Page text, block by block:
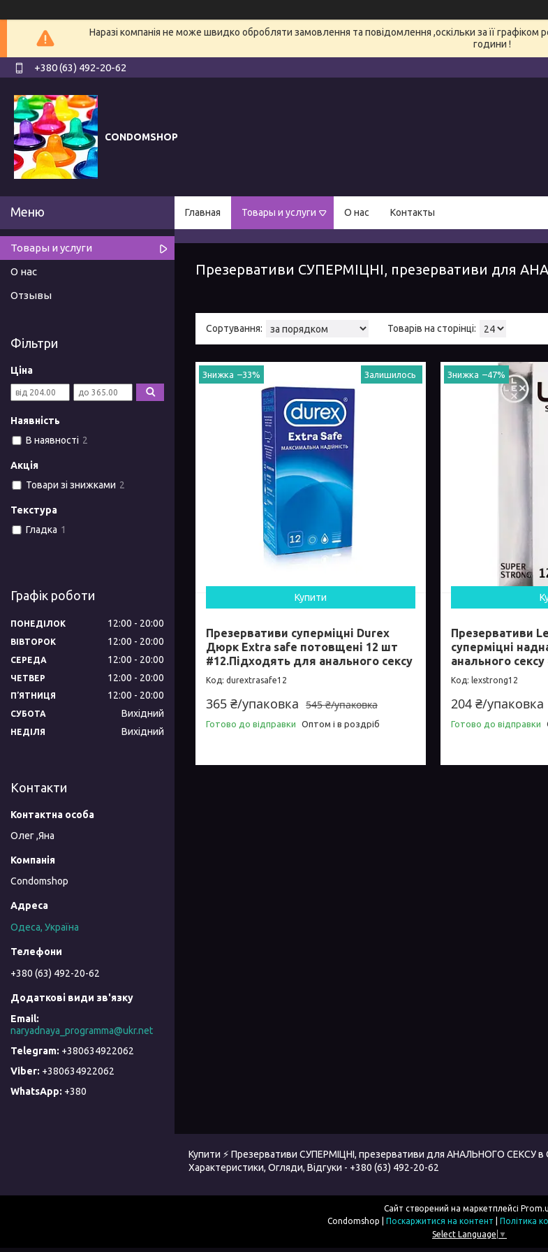
Наразі компанія не може швидко обробляти замовлення та повідомлення ,оскільки за її
години !
+380 (63) 492-20-62
CONDOMSHOP
Главная Товары и услуги О нас Контакты
Презервативи СУПЕРМІЦНІ, презервативи для
–33% Залишилось
Купити
Презервативи суперміцні Durex
Дюрк Extra safe потовщені 12 шт
#12.Підходять для анального сексу
durextrasafe12
545 ₴/упаковка
365 ₴/упаковка
Готово до відправки Оптом і в роздріб
–47%
Презервативи
суперміцні
анального
lexstrong12
204 ₴/упаковка
Готово до відправки
Товары и услуги
О нас
Отзывы
Фільтри
Ціна
Наявність
В наявності 2
Акція
Товари зі знижками 2
Текстура
Гладка 1
Графік роботи
ПОНЕДІЛОК 12:00 20:00
ВІВТОРОК 12:00 20:00
СЕРЕДА 12:00 20:00
ЧЕТВЕР 12:00 20:00
ПʼЯТНИЦЯ 12:00 20:00
СУБОТА Вихідний
НЕДІЛЯ Вихідний
Контакти
Олег ,Яна
Condomshop
Одеса, Україна
+380 (63) 492-20-62
naryadnaya_programma@ukr.net
+380634922062
+380634922062
+380
Купити ⚡ Презервативи СУПЕРМІЦНІ, презервативи для АНАЛЬНОГО СЕКСУ в
Характеристики, Огляди, Відгуки - +380 (63) 492-20-62
Сайт створений на маркетплейсі
Поскаржитися на контент
Політика
Select Language ▼